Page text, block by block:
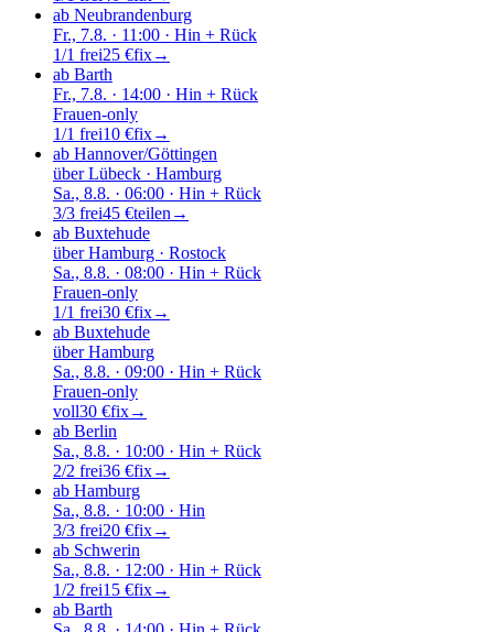
ab Neubrandenburg
Fr., 7.8. · 11:00 · Hin + Rück
1/1 frei25 €fix→
ab Barth
Fr., 7.8. · 14:00 · Hin + Rück
Frauen-only
1/1 frei10 €fix→
ab Hannover/Göttingen
überLübeck · Hamburg
Sa., 8.8. · 06:00 · Hin + Rück
3/3 frei45 €teilen →
ab Buxtehude
überHamburg · Rostock
Sa., 8.8. · 08:00 · Hin + Rück
Frauen-only
1/1 frei30 €fix→
ab Buxtehude
überHamburg
Sa., 8.8. · 09:00 · Hin + Rück
Frauen-only
voll30 €fix→
ab Berlin
Sa., 8.8. · 10:00 · Hin + Rück
2/2 frei36 €fix→
ab Hamburg
Sa., 8.8. · 10:00 · Hin
3/3 frei20 €fix→
ab Schwerin
Sa., 8.8. · 12:00 · Hin + Rück
1/2 frei15 €fix→
ab Barth